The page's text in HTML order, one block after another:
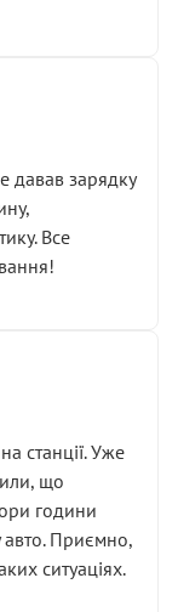
реальної
що
у гальмах
без
потрібно
у
давав зарядку
Все
станції. Уже
що
години
авто. Приємно,
ситуаціях.